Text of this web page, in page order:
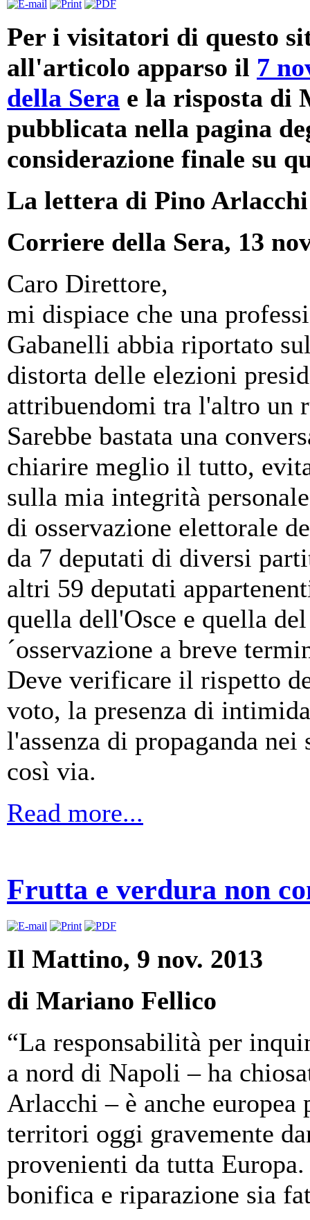
Per i visitatori di questo
all'articolo apparso il 7
della Sera e la risposta di
pubblicata nella pagina
considerazione finale su
La lettera di Pino Arlacchi
Corriere della Sera, 13
Caro Direttore,
mi dispiace che una
Gabanelli abbia riportato
distorta delle elezioni
attribuendomi tra l'altro un
Sarebbe bastata una
chiarire meglio il tutto,
sulla mia integrità
di osservazione elettorale
da 7 deputati di diversi
altri 59 deputati
quella dell'Osce e quella
´osservazione a breve
Deve verificare il rispetto
voto, la presenza di
l'assenza di propaganda
così via.
Read more...
Frutta e verdura non
Il Mattino, 9 nov. 2013
di Mariano Fellico
“La responsabilità per
a nord di Napoli – ha
Arlacchi – è anche europea
territori oggi gravemente
provenienti da tutta
bonifica e riparazione sia